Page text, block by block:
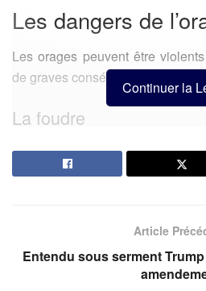
Les dangers de
Les orages peuvent être
de graves conséquences.
La foudre
La foudre est une décharge
un homme ou un animal,
Tunisie : Pourquoi les
Continuer la
Article
Entendu sous serment